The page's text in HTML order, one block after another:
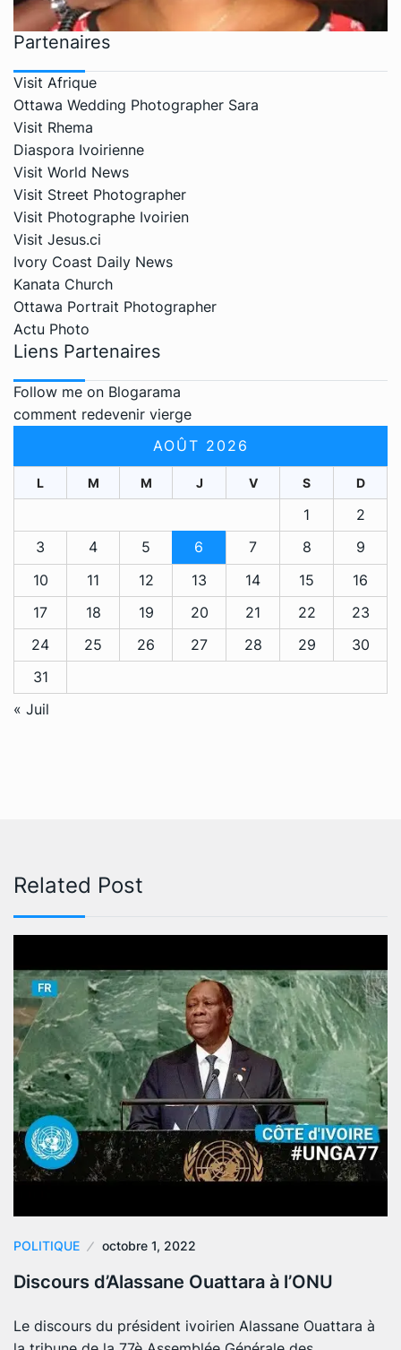
Partenaires
Visit Afrique
Ottawa Wedding Photographer Sara
Visit Rhema
Diaspora Ivoirienne
Visit World News
Visit Street Photographer
Visit Photographe Ivoirien
Visit Jesus.ci
Ivory Coast Daily News
Kanata Church
Ottawa Portrait Photographer
Actu Photo
Liens Partenaires
Follow me on Blogarama
comment redevenir vierge
AOÛT 2026
L M M J V S D
1
2
3
4 5 6 7 8
9
10
11 12 13 14 15
16
17
18 19 20 21 22
23
24
25 26 27 28 29
30
31
« Juil
Related Post
POLITIQUE octobre 1, 2022
Discours d’Alassane Ouattara à l’ONU
Le discours du président ivoirien Alassane Ouattara à